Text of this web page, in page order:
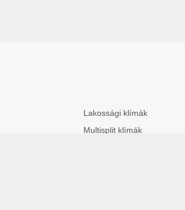
Lakossági klímák
Multisplit klímák